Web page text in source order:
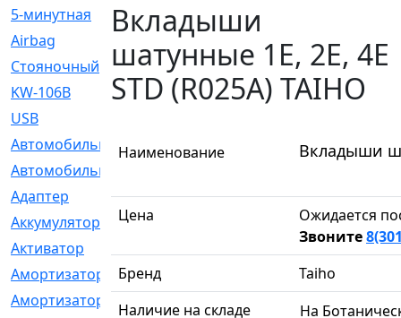
5-минутная
[1]
Airbag
[18]
Cтояночный
[1]
KW-106B
[0]
USB
Автомобильное
[6]
Автомобильный
Адаптер
[3]
Аккумулятор
Активатор
Амортизатор
[608]
Амортизаторы
Вкладыши
шатунные 1E, 2E, 4E
STD (R025A) TAIHO
Наименование Вкладыши
Цена
Ожидается
Звоните
Бренд
Taiho
Наличие на складе
На